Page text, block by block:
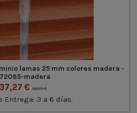
lamas 25 mm colores madera -
madera
37,27 € 93,17 €
Entrega: 3 a 6 días.